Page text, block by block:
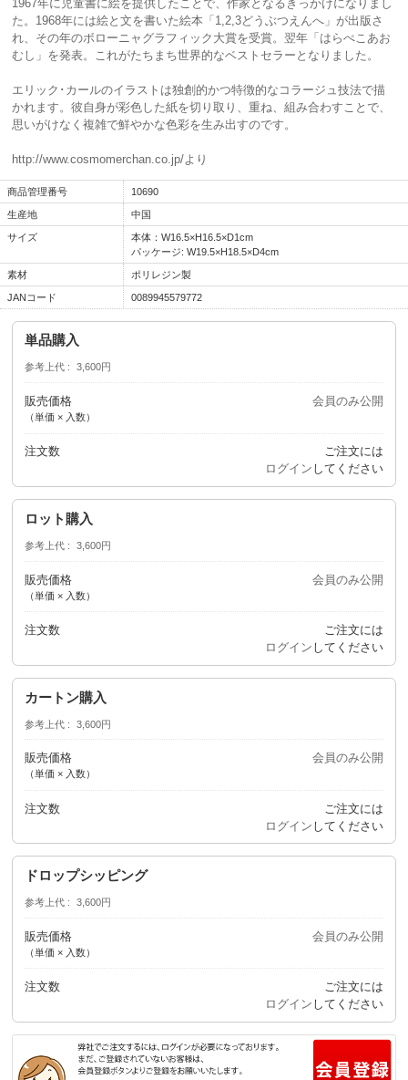
1967年に児童書に絵を提供したことで、作家となるきっかけになりまし
た。1968年には絵と文を書いた絵本「1,2,3どうぶつえんへ」が出版さ
れ、その年のボローニャグラフィック大賞を受賞。翌年「はらぺこあお
むし」を発表。これがたちまち世界的なベストセラーとなりました。
エリック･カールのイラストは独創的かつ特徴的なコラージュ技法で描
かれます。彼自身が彩色した紙を切り取り、重ね、組み合わすことで、
思いがけなく複雑で鮮やかな色彩を生み出すのです。
http://www.cosmomerchan.co.jp/より
商品管理番号 10690
生産地 中国
サイズ
本体：W16.5×H16.5×D1cm
パッケージ: W19.5×H18.5×D4cm
素材 ポリレジン製
JANコード 0089945579772
単品購入
参考上代 3,600円
販売価格
（単価 × 入数）
会員のみ公開
注文数
ご注文には
ログイン してください
ロット購入
参考上代 3,600円
販売価格
（単価 × 入数）
会員のみ公開
注文数
ご注文には
ログイン してください
カートン購入
参考上代 3,600円
販売価格
（単価 × 入数）
会員のみ公開
注文数
ご注文には
ログイン してください
ドロップシッピング
参考上代 3,600円
販売価格
（単価 × 入数）
会員のみ公開
注文数
ご注文には
ログイン してください